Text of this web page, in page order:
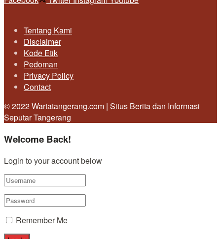
Tentang Kami
Disclaimer
Kode Etik
Pedoman
Privacy Policy
Contact
© 2022 Wartatangerang.com | Situs Berita dan Informasi
Seputar Tangerang
Welcome Back!
Login to your account below
Remember Me